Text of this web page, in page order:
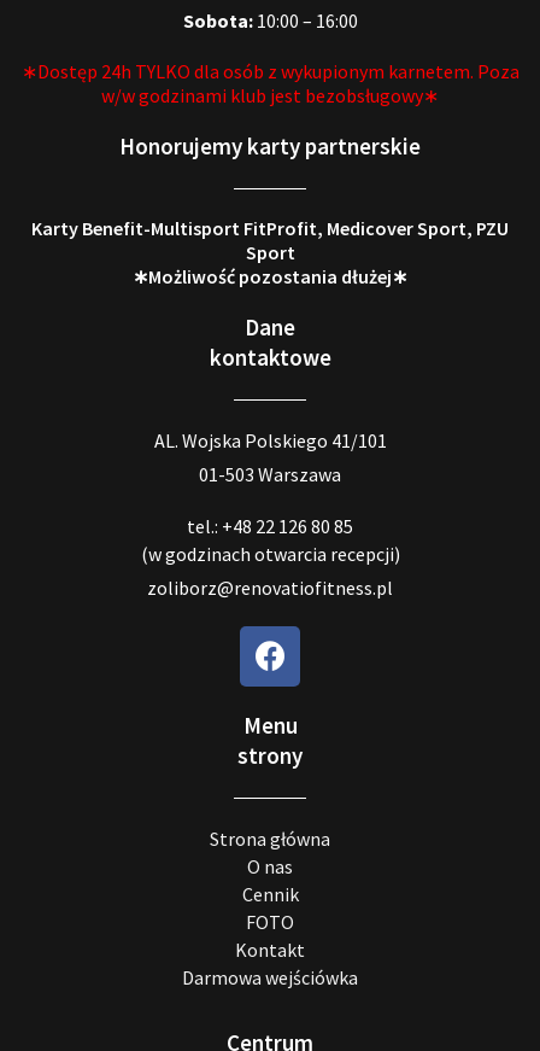
Sobota:10:00 – 16:00
∗Dostęp 24h TYLKO dla osób z wykupionym karnetem. Poza
w/w godzinami klub jest bezobsługowy∗
Honorujemy karty partnerskie
Karty Benefit-Multisport FitProfit, Medicover Sport, PZU
Sport
∗Możliwość pozostania dłużej∗
Dane
kontaktowe
AL. Wojska Polskiego 41/101
01-503 Warszawa
tel.: +48 22 126 80 85
(w godzinach otwarcia recepcji)
zoliborz@renovatiofitness.pl
Menu
strony
Strona główna
O nas
Cennik
FOTO
Kontakt
Darmowa wejściówka
Centrum